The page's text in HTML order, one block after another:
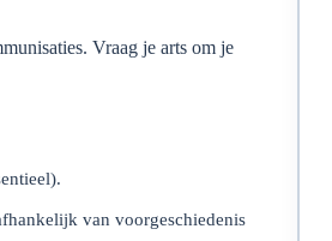
Vraag je arts om je
van voorgeschiedenis